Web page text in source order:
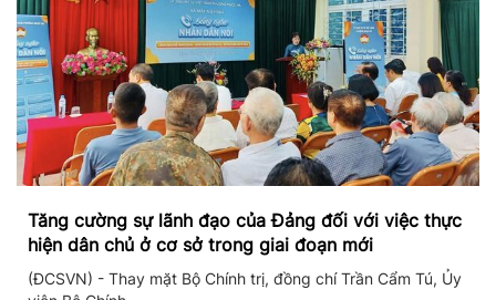
Tăng cường sự lãnh đạo của Đảng đối với việc thực
hiện dân chủ ở cơ sở trong giai đoạn mới
(ĐCSVN) - Thay mặt Bộ Chính trị, đồng chí Trần Cẩm Tú, Ủy